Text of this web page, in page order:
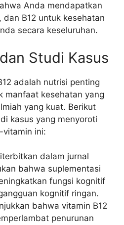
Anda mendapatkan
dan B12 untuk kesehatan
secara keseluruhan.
Studi Kasus
adalah nutrisi penting
manfaat kesehatan yang
yang kuat. Berikut
kasus yang menyoroti
vitamin ini:
dalam jurnal
bahwa suplementasi
fungsi kognitif
kognitif ringan.
bahwa vitamin B12
penurunan